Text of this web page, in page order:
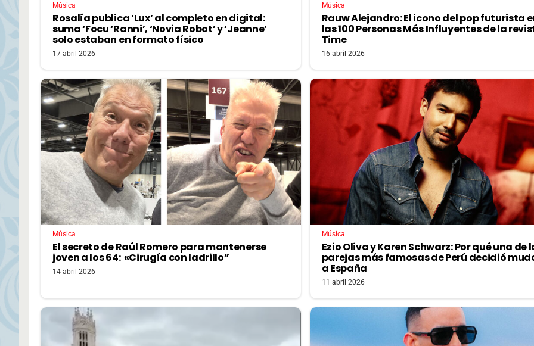
Música
Rosalía publica ‘Lux’ al completo en digital:
suma ‘Focu ‘Ranni’, ‘Novia Robot’ y ‘Jeanne’
solo estaban en formato físico
17 abril 2026
Música
Rauw Alejandro: El icono del pop futurista
las 100 Personas Más Influyentes de la
Time
16 abril 2026
Música
El secreto de Raúl Romero para mantenerse
joven a los 64: «Cirugía con ladrillo”
14 abril 2026
Música
Ezio Oliva y Karen Schwarz: Por qué una de
parejas más famosas de Perú decidió
a España
11 abril 2026